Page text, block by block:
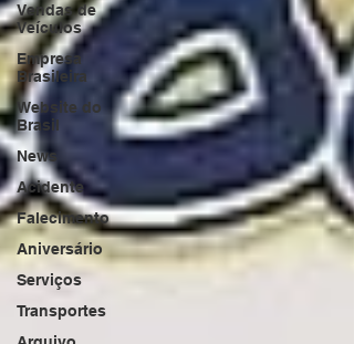
Vendas de
Veículos
Empresa
Brasileira
Website do
Brasil
News
Acidente
Falecimento
Aniversário
Serviços
Transportes